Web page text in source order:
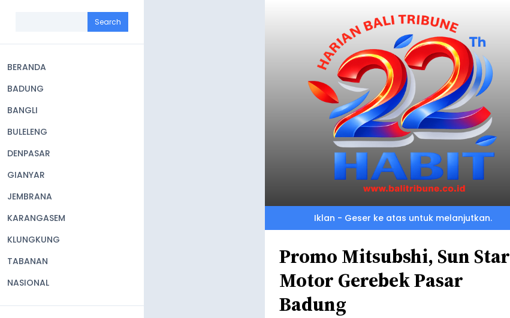
navigation
BERANDA
BADUNG
BANGLI
BULELENG
DENPASAR
GIANYAR
JEMBRANA
KARANGASEM
KLUNGKUNG
TABANAN
NASIONAL
Iklan - Geser ke atas untuk melanjutkan.
Promo Mitsubshi, Sun Star
Motor Gerebek Pasar
Badung